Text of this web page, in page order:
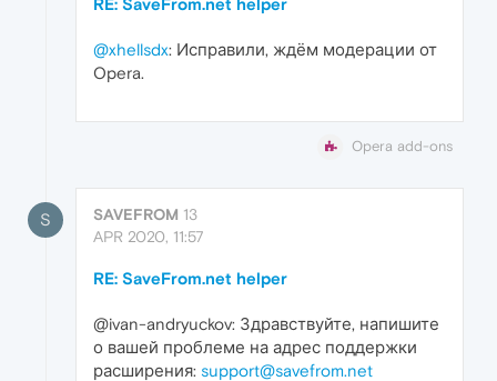
@xhellsdx: Исправили, ждём модерации от
Opera.
Opera add-ons
S SAVEFROM 13
APR 2020, 11:57
RE: SaveFrom.net helper
@ivan-andryuckov: Здравствуйте, напишите
о вашей проблеме на адрес поддержки
расширения: support@savefrom.net